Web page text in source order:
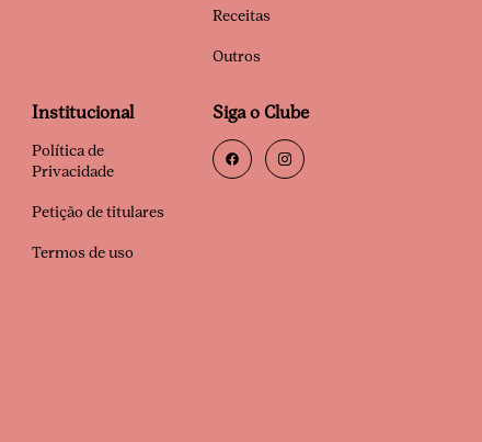
Receitas
Outros
Institucional
Política de
Privacidade
Petição de titulares
Termos de uso
Siga o Clube